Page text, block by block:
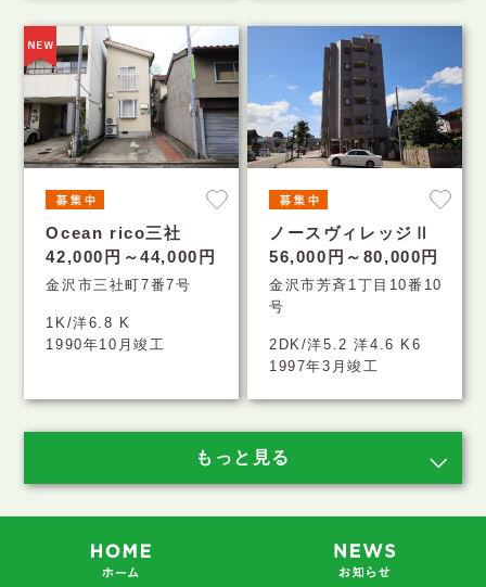
Ocean rico三社
42,000円～44,000円
金沢市三社町7番7号
1K/洋6.8 K
1990年10月竣工
ノースヴィレッジⅡ
56,000円～80,000円
金沢市芳斉1丁目10番10
号
2DK/洋5.2 洋4.6 K6
1997年3月竣工